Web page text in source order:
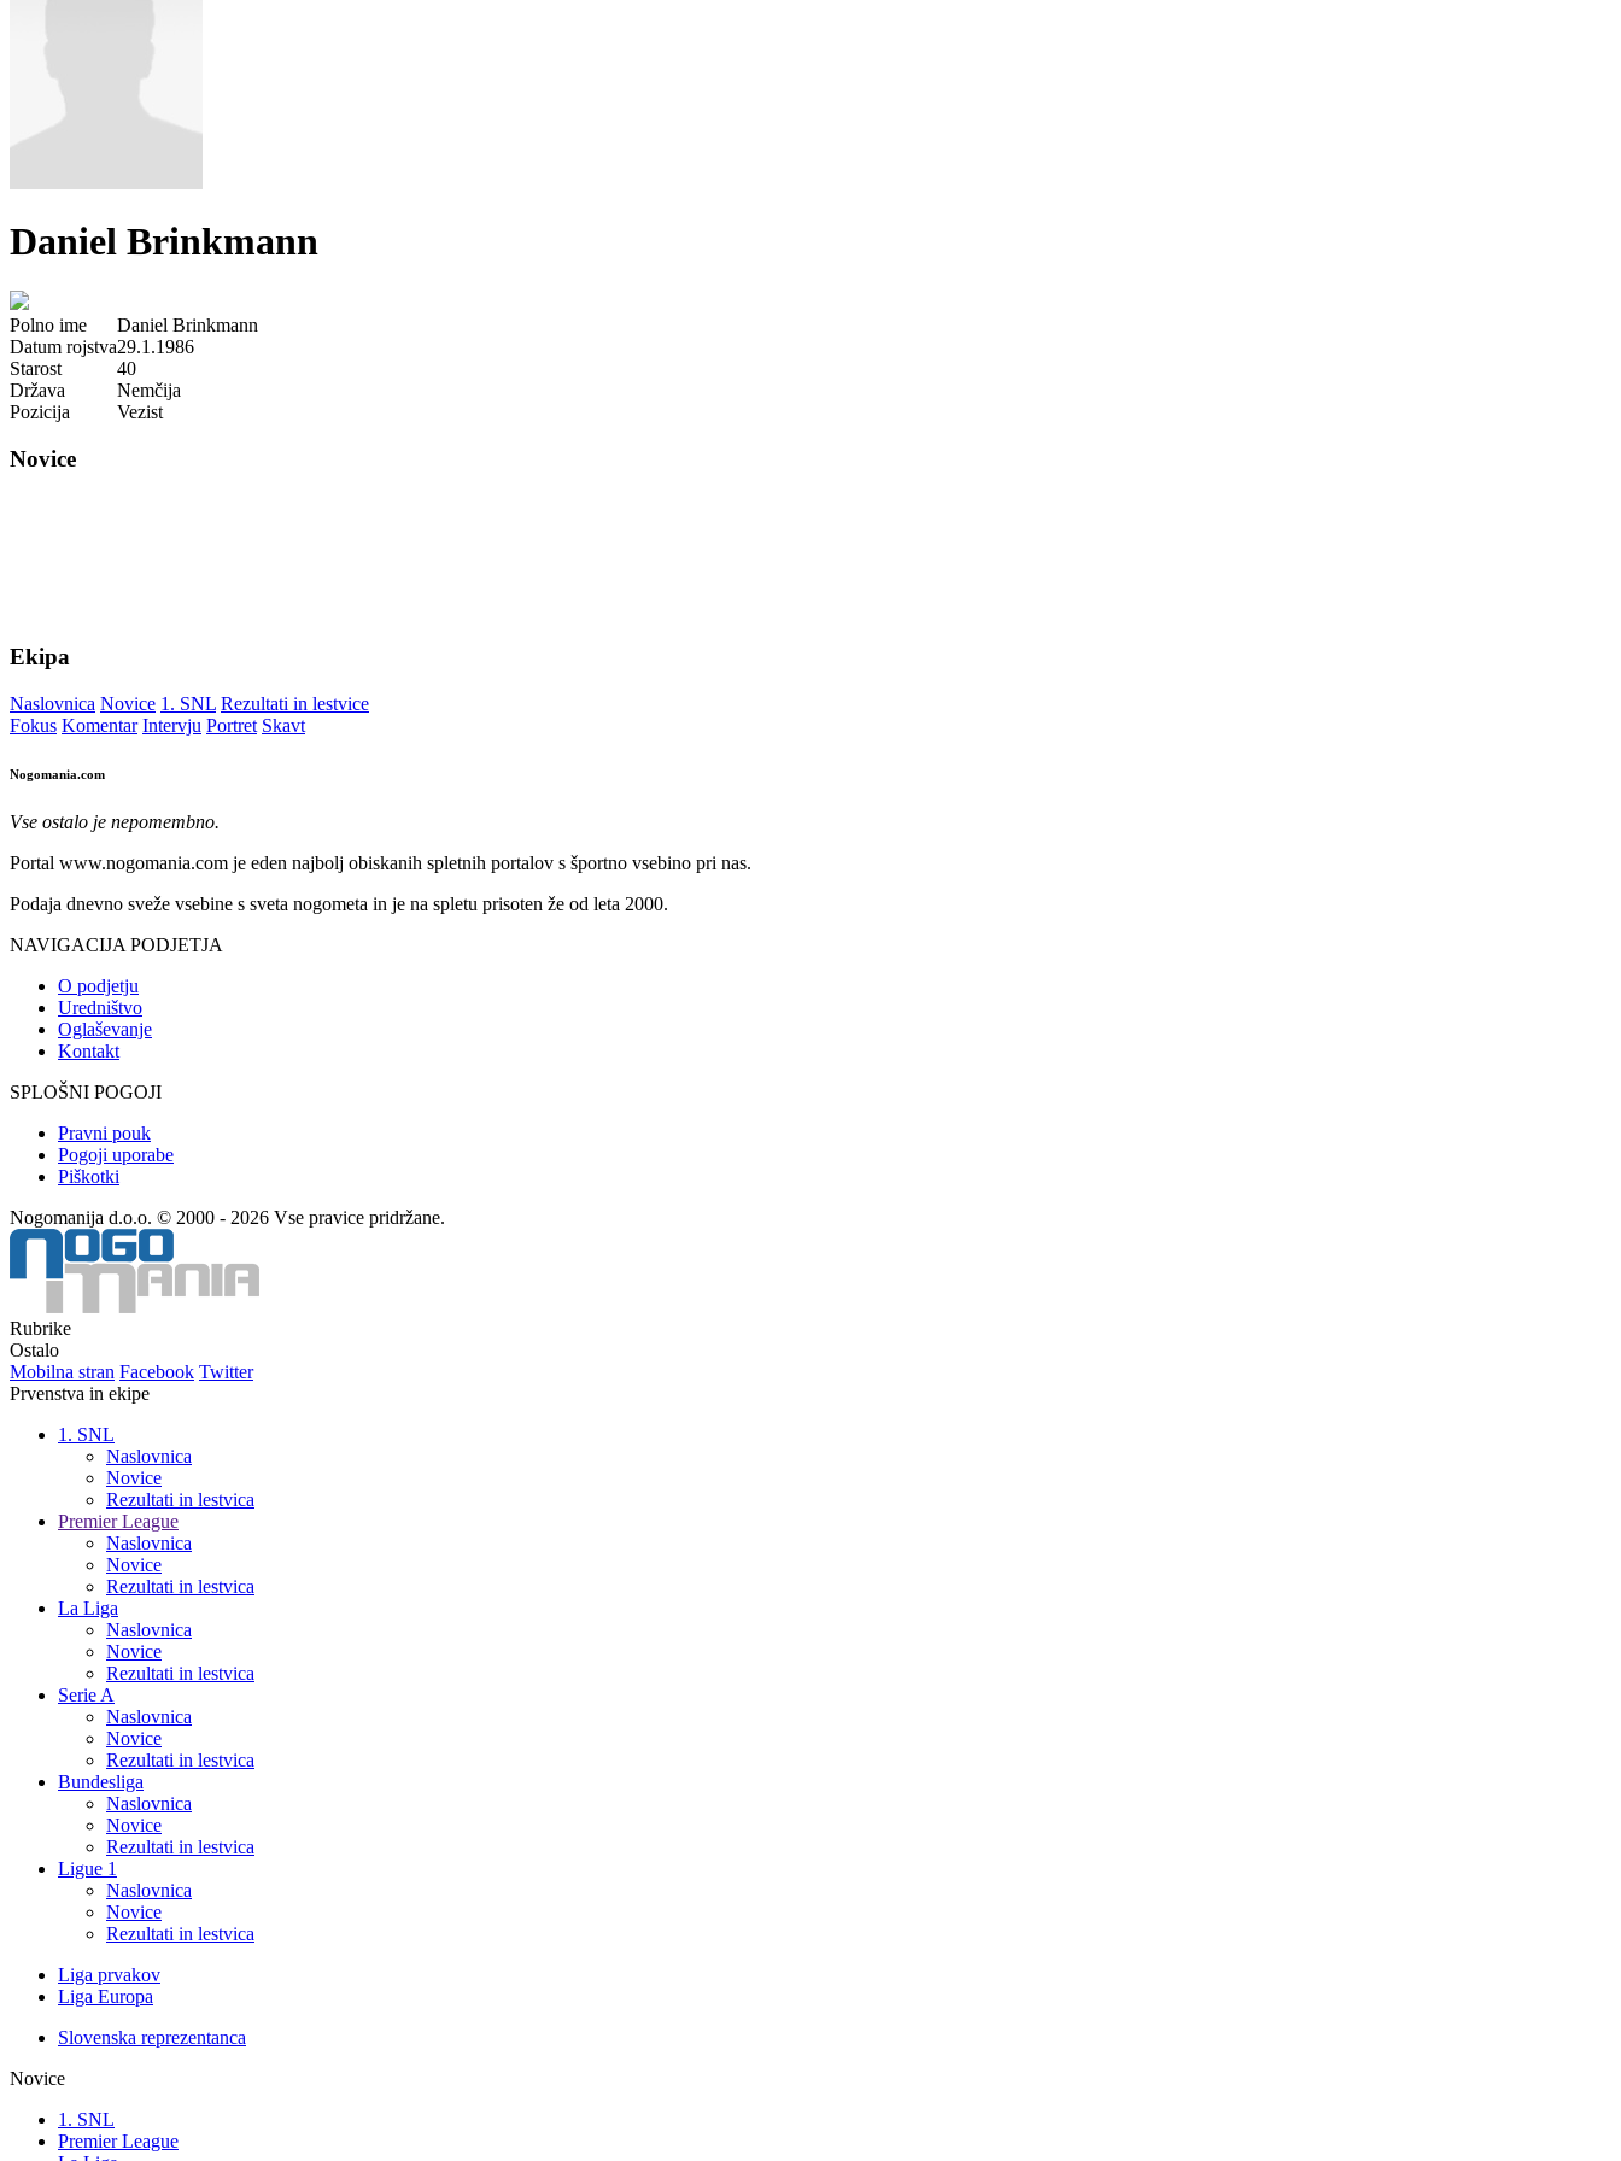
Daniel Brinkmann
Polno ime
Daniel Brinkmann
Datum rojstva29.1.1986
Starost
40
Država
Nemčija
Pozicija
Vezist
Novice
Ekipa
Naslovnica Novice 1. SNL Rezultati in lestvice
Fokus Komentar Intervju Portret Skavt
Nogomania.com
Vse ostalo je nepomembno.
Portal www.nogomania.com je eden najbolj obiskanih spletnih portalov s športno vsebino pri nas.
Podaja dnevno sveže vsebine s sveta nogometa in je na spletu prisoten že od leta 2000.
NAVIGACIJA PODJETJA
O podjetju
Uredništvo
Oglaševanje
Kontakt
SPLOŠNI POGOJI
Pravni pouk
Pogoji uporabe
Piškotki
Nogomanija d.o.o. © 2000 - 2026 Vse pravice pridržane.
Rubrike
Ostalo
Mobilna stran Facebook Twitter
Prvenstva in ekipe
1. SNL
Naslovnica
Novice
Rezultati in lestvica
Premier League
Naslovnica
Novice
Rezultati in lestvica
La Liga
Naslovnica
Novice
Rezultati in lestvica
Serie A
Naslovnica
Novice
Rezultati in lestvica
Bundesliga
Naslovnica
Novice
Rezultati in lestvica
Ligue 1
Naslovnica
Novice
Rezultati in lestvica
Liga prvakov
Liga Europa
Slovenska reprezentanca
Novice
1. SNL
Premier League